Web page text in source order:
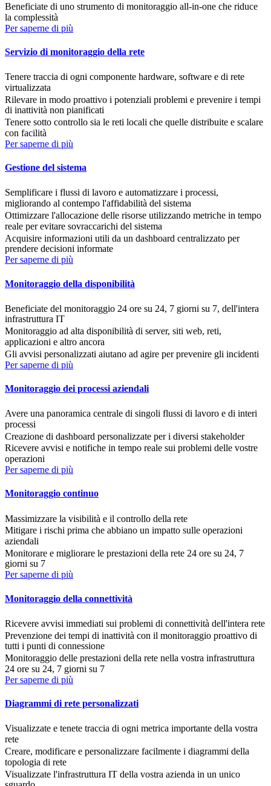
Beneficiate di uno strumento di monitoraggio all-in-one che riduce
la complessità
Per saperne di più
Servizio di monitoraggio della rete
Tenere traccia di ogni componente hardware, software e di rete
virtualizzata
Rilevare in modo proattivo i potenziali problemi e prevenire i tempi
di inattività non pianificati
Tenere sotto controllo sia le reti locali che quelle distribuite e scalare
con facilità
Per saperne di più
Gestione del sistema
Semplificare i flussi di lavoro e automatizzare i processi,
migliorando al contempo l'affidabilità del sistema
Ottimizzare l'allocazione delle risorse utilizzando metriche in tempo
reale per evitare sovraccarichi del sistema
Acquisire informazioni utili da un dashboard centralizzato per
prendere decisioni informate
Per saperne di più
Monitoraggio della disponibilità
Beneficiate del monitoraggio 24 ore su 24, 7 giorni su 7, dell'intera
infrastruttura IT
Monitoraggio ad alta disponibilità di server, siti web, reti,
applicazioni e altro ancora
Gli avvisi personalizzati aiutano ad agire per prevenire gli incidenti
Per saperne di più
Monitoraggio dei processi aziendali
Avere una panoramica centrale di singoli flussi di lavoro e di interi
processi
Creazione di dashboard personalizzate per i diversi stakeholder
Ricevere avvisi e notifiche in tempo reale sui problemi delle vostre
operazioni
Per saperne di più
Monitoraggio continuo
Massimizzare la visibilità e il controllo della rete
Mitigare i rischi prima che abbiano un impatto sulle operazioni
aziendali
Monitorare e migliorare le prestazioni della rete 24 ore su 24, 7
giorni su 7
Per saperne di più
Monitoraggio della connettività
Ricevere avvisi immediati sui problemi di connettività dell'intera rete
Prevenzione dei tempi di inattività con il monitoraggio proattivo di
tutti i punti di connessione
Monitoraggio delle prestazioni della rete nella vostra infrastruttura
24 ore su 24, 7 giorni su 7
Per saperne di più
Diagrammi di rete personalizzati
Visualizzate e tenete traccia di ogni metrica importante della vostra
rete
Creare, modificare e personalizzare facilmente i diagrammi della
topologia di rete
Visualizzate l'infrastruttura IT della vostra azienda in un unico